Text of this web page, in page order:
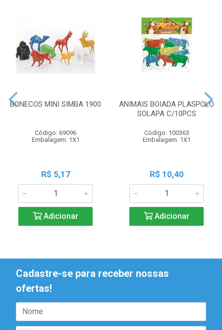
BONECOS MINI SIMBA 1900
Código: 69096
Embalagem: 1X1
R$ 5,17
Adicionar
ANIMAIS BOIADA PLASPOLO
SOLAPA C/10PCS
Código: 100363
Embalagem: 1X1
R$ 10,40
Adicionar
Cadastre-se para receber nossas
ofertas!